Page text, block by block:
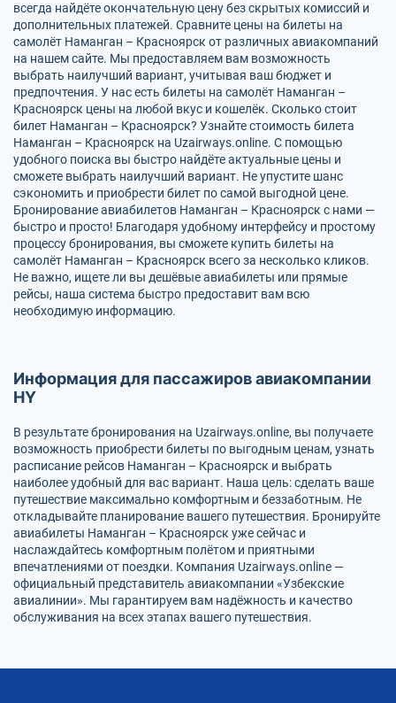
всегда найдёте окончательную цену без скрытых комиссий и
дополнительных платежей. Сравните цены на билеты на
самолёт Наманган – Красноярск от различных авиакомпаний
на нашем сайте. Мы предоставляем вам возможность
выбрать наилучший вариант, учитывая ваш бюджет и
предпочтения. У нас есть билеты на самолёт Наманган –
Красноярск цены на любой вкус и кошелёк. Сколько стоит
билет Наманган – Красноярск? Узнайте стоимость билета
Наманган – Красноярск на Uzairways.online. С помощью
удобного поиска вы быстро найдёте актуальные цены и
сможете выбрать наилучший вариант. Не упустите шанс
сэкономить и приобрести билет по самой выгодной цене.
Бронирование авиабилетов Наманган – Красноярск с нами —
быстро и просто! Благодаря удобному интерфейсу и простому
процессу бронирования, вы сможете купить билеты на
самолёт Наманган – Красноярск всего за несколько кликов.
Не важно, ищете ли вы дешёвые авиабилеты или прямые
рейсы, наша система быстро предоставит вам всю
необходимую информацию.
Информация для пассажиров авиакомпании
HY
В результате бронирования на Uzairways.online, вы получаете
возможность приобрести билеты по выгодным ценам, узнать
расписание рейсов Наманган – Красноярск и выбрать
наиболее удобный для вас вариант. Наша цель: сделать ваше
путешествие максимально комфортным и беззаботным. Не
откладывайте планирование вашего путешествия. Бронируйте
авиабилеты Наманган – Красноярск уже сейчас и
наслаждайтесь комфортным полётом и приятными
впечатлениями от поездки. Компания Uzairways.online —
официальный представитель авиакомпании «Узбекские
авиалинии». Мы гарантируем вам надёжность и качество
обслуживания на всех этапах вашего путешествия.